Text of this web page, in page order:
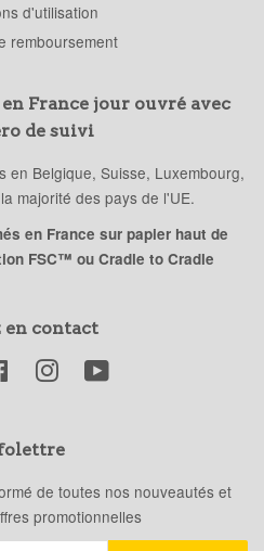
d'utilisation
remboursement
France jour ouvré avec
de suivi
en Belgique, Suisse, Luxembourg,
majorité des pays de l'UE.
en France sur papier haut de
FSC™ ou Cradle to Cradle
en contact
Facebook Instagram
de toutes nos nouveautés et
promotionnelles